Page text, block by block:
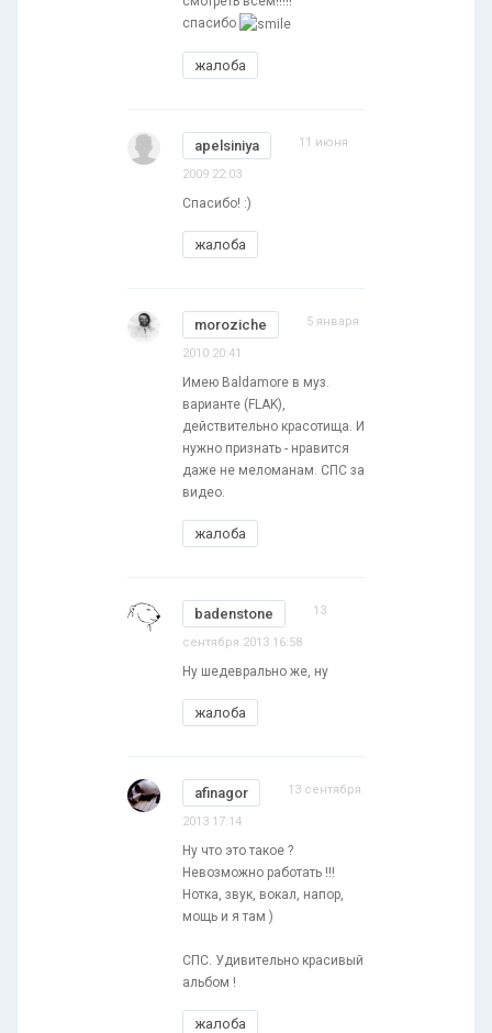
спасибо
жалоба
apelsiniya 11 июня
2009 22:03
Спасибо! :)
жалоба
moroziche 5 января
2010 20:41
Имею Baldamore в муз.
варианте (FLAK),
действительно красотища. И
нужно признать - нравится
даже не меломанам. СПС за
видео.
жалоба
badenstone 13
сентября 2013 16:58
Ну шедеврально же, ну
жалоба
afinagor 13 сентября
2013 17:14
Ну что это такое ?
Невозможно работать !!!
Нотка, звук, вокал, напор,
мощь и я там )
СПС. Удивительно красивый
альбом !
жалоба